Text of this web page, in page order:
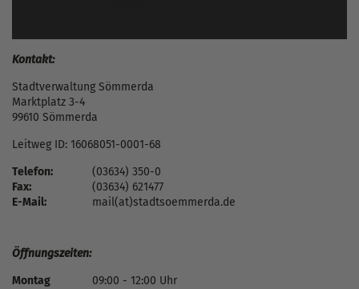
Kontakt:
Stadtverwaltung Sömmerda
Marktplatz 3-4
99610 Sömmerda
Leitweg ID: 16068051-0001-68
Telefon:
(03634) 350-0
Fax:
(03634) 621477
E-Mail:
mail(at)stadtsoemmerda.de
Öffnungszeiten:
Montag
09:00 - 12:00 Uhr